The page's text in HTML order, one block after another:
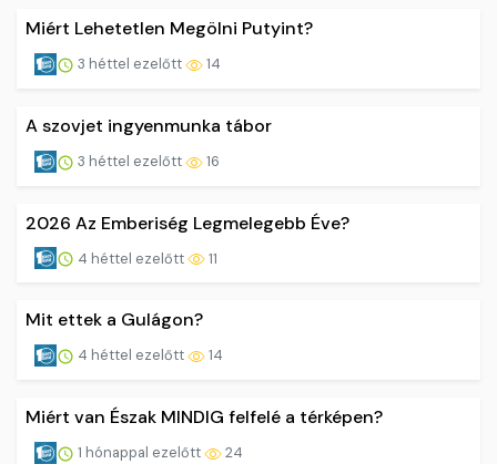
Miért Lehetetlen Megölni Putyint?
3 héttel ezelőtt 14
A szovjet ingyenmunka tábor
3 héttel ezelőtt 16
2026 Az Emberiség Legmelegebb Éve?
4 héttel ezelőtt 11
Mit ettek a Gulágon?
4 héttel ezelőtt 14
Miért van Észak MINDIG felfelé a térképen?
1 hónappal ezelőtt 24